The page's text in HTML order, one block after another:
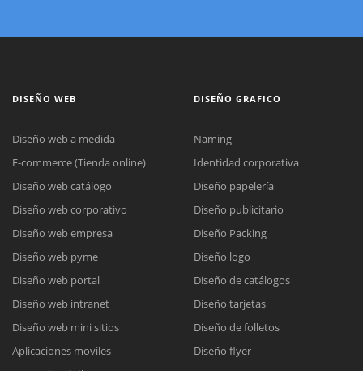
DISEÑO WEB
Diseño web a medida
E-commerce (Tienda online)
Diseño web catálogo
Diseño web corporativo
Diseño web empresa
Diseño web pyme
Diseño web portal
Diseño web intranet
Diseño web mini sitios
Aplicaciones moviles
DISEÑO GRAFICO
Naming
Identidad corporativa
Diseño papelería
Diseño publicitario
Diseño Packing
Diseño logo
Diseño de catálogos
Diseño tarjetas
Diseño de folletos
Diseño flyer